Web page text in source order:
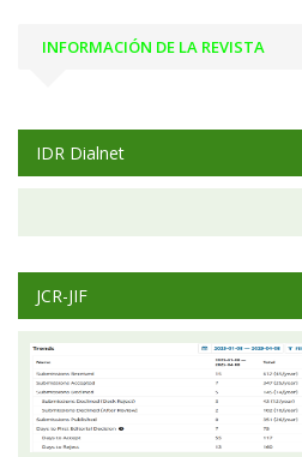
INFORMACIÓN DE LA REVISTA
IDR Dialnet
JCR-JIF